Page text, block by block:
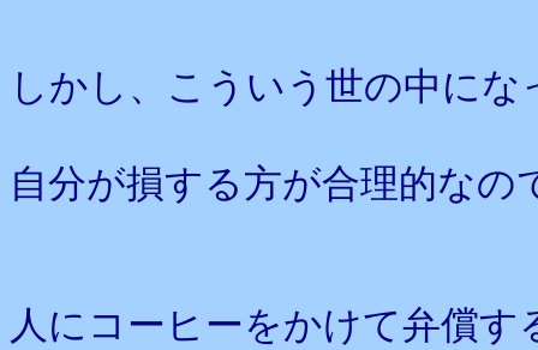
しかし、こういう世の中にな
自分が損する方が合理的な
人にコーヒーをかけて弁償